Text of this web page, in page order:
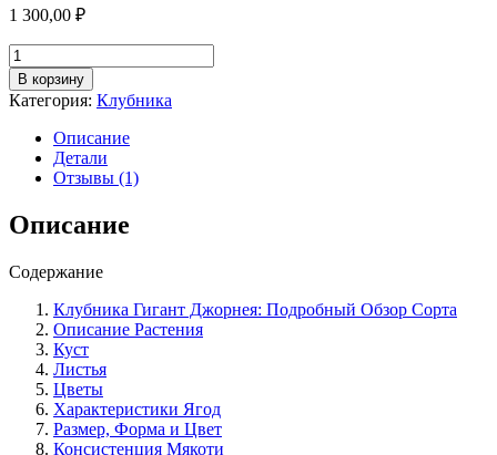
1 300,00 ₽
Количество
товара
Клубника
сорт
Гигант
джорнея
описание
особенности
выращивания
и
за
В корзину
Категория: Клубника
Описание
Детали
Отзывы (1)
Описание
Содержание
Клубника Гигант Джорнея: Подробный Обзор Сорта
Описание Растения
Куст
Листья
Цветы
Характеристики Ягод
Размер, Форма и Цвет
Консистенция Мякоти